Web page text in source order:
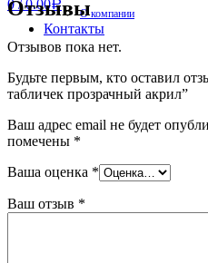
0/ 0.00Р
О компании
Контакты
Отзывы
Отзывов пока нет.
Будьте первым, кто оставил
табличек прозрачный акрил”
Ваш адрес email не будет
помечены *
Ваша оценка *
Ваш отзыв *